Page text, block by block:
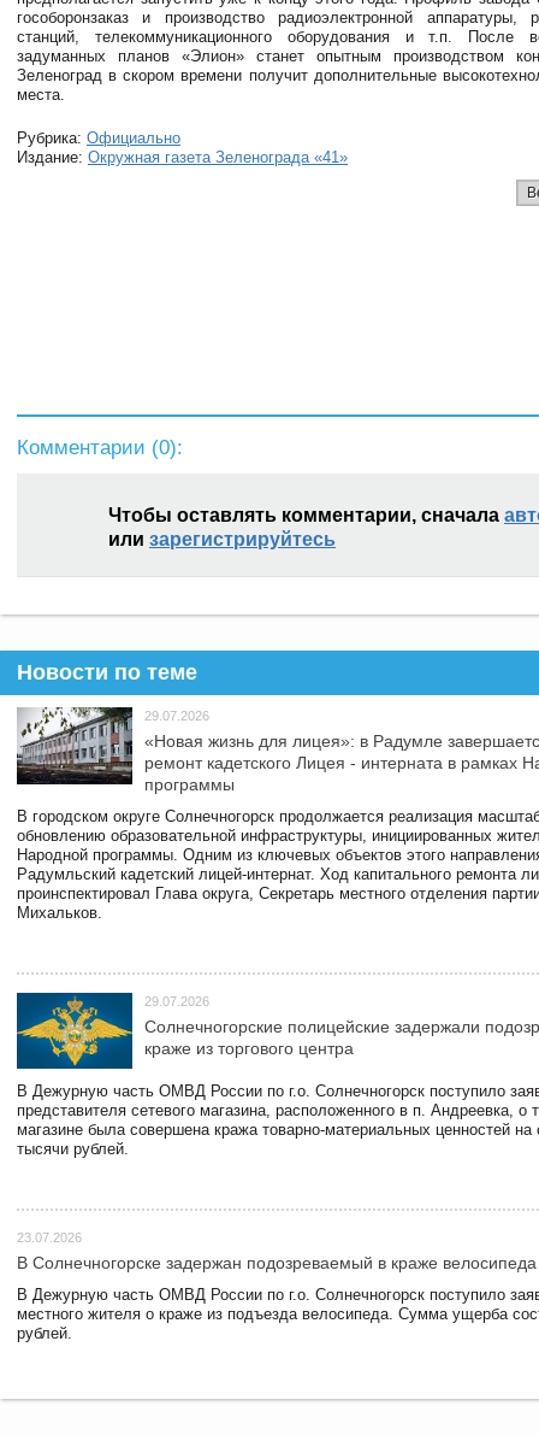
гособоронзаказ и производство радиоэлектронной аппаратуры,
станций, телекоммуникационного оборудования и т.п. После
задуманных планов «Элион» станет опытным производством
Зеленоград в скором времени получит дополнительные
места.
Рубрика: Официально
Издание: Окружная газета Зеленограда «41»
Комментарии (0):
Чтобы оставлять комментарии, сначала
или зарегистрируйтесь
Новости по теме
29.07.2026
«Новая жизнь для лицея»: в Радумле
ремонт кадетского Лицея - интерната в рамках
программы
В городском округе Солнечногорск продолжается реализация
обновлению образовательной инфраструктуры, инициированных
Народной программы. Одним из ключевых объектов этого
Радумльский кадетский лицей-интернат. Ход капитального ремонта
проинспектировал Глава округа, Секретарь местного отделения
Михальков.
29.07.2026
Солнечногорские полицейские задержали
краже из торгового центра
В Дежурную часть ОМВД России по г.о. Солнечногорск поступило
представителя сетевого магазина, расположенного в п. Андреевка, о
магазине была совершена кража товарно-материальных ценностей
тысячи рублей.
23.07.2026
В Солнечногорске задержан подозреваемый в краже велосипеда
В Дежурную часть ОМВД России по г.о. Солнечногорск поступило
местного жителя о краже из подъезда велосипеда. Сумма ущерба
рублей.